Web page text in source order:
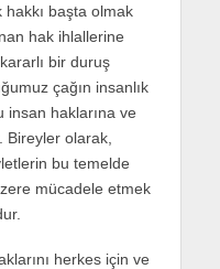
başta olmak
hak ihlallerine
bir duruş
çağın insanlık
insan haklarına ve
Bireyler olarak,
bu temelde
mücadele etmek
herkes için ve